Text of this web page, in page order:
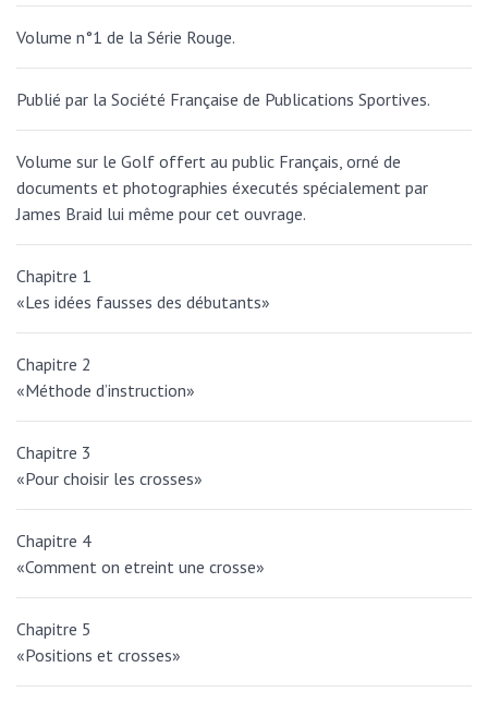
Volume n°1 de la Série Rouge.
Publié par la Société Française de Publications Sportives.
Volume sur le Golf offert au public Français, orné de
documents et photographies éxecutés spécialement par
James Braid lui même pour cet ouvrage.
Chapitre 1
«Les idées fausses des débutants»
Chapitre 2
«Méthode d’instruction»
Chapitre 3
«Pour choisir les crosses»
Chapitre 4
«Comment on etreint une crosse»
Chapitre 5
«Positions et crosses»